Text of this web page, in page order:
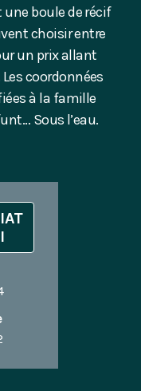
boule de récif
choisir entre
un prix allant
coordonnées
à la famille
Sous l’eau.